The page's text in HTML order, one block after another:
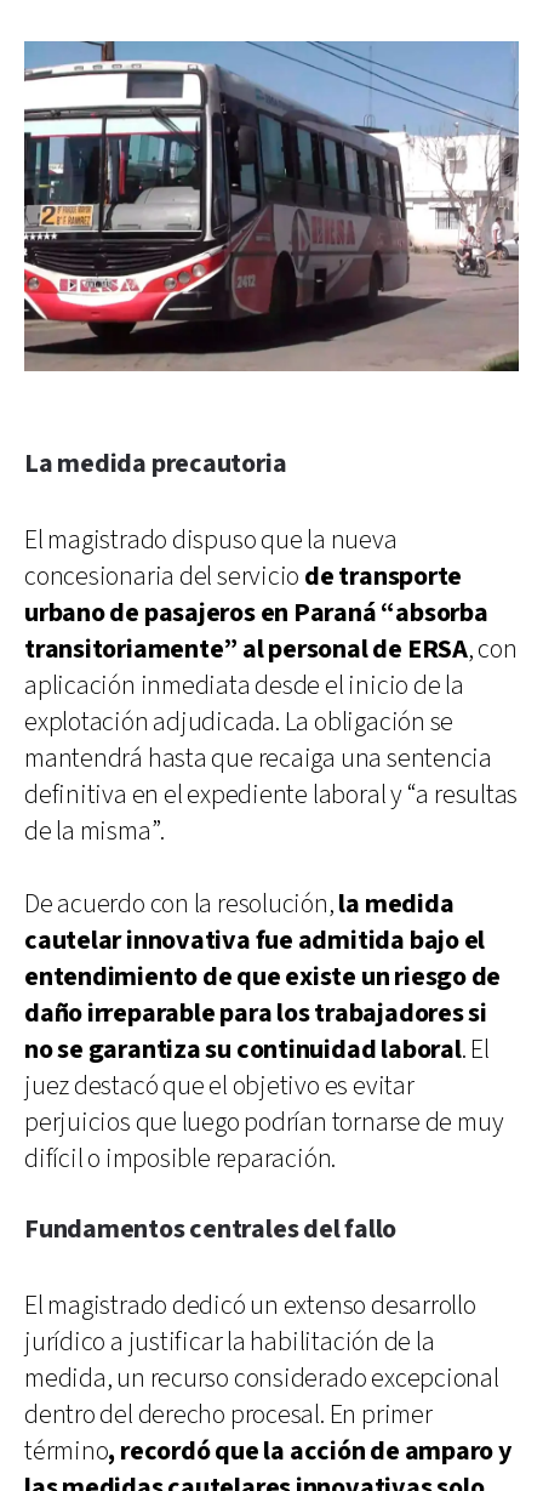
La medida precautoria
El magistrado dispuso que la nueva
concesionaria del servicio de transporte
urbano de pasajeros en Paraná “absorba
transitoriamente” al personal de ERSA, con
aplicación inmediata desde el inicio de la
explotación adjudicada. La obligación se
mantendrá hasta que recaiga una sentencia
definitiva en el expediente laboral y “a resultas
de la misma”.
De acuerdo con la resolución,la medida
cautelar innovativa fue admitida bajo el
entendimiento de que existe un riesgo de
daño irreparable para los trabajadores si
no se garantiza su continuidad laboral. El
juez destacó que el objetivo es evitar
perjuicios que luego podrían tornarse de muy
difícil o imposible reparación.
Fundamentos centrales del fallo
El magistrado dedicó un extenso desarrollo
jurídico a justificar la habilitación de la
medida, un recurso considerado excepcional
dentro del derecho procesal. En primer
término, recordó que la acción de amparo y